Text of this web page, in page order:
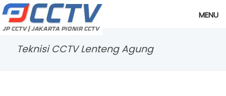
MENU
Teknisi CCTV Lenteng Agung